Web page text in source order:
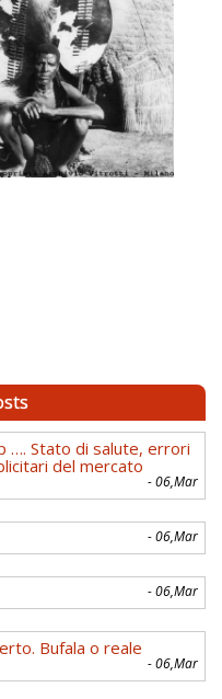
…. Stato di salute, errori
del mercato
- 06,Mar
- 06,Mar
- 06,Mar
Bufala o reale
- 06,Mar